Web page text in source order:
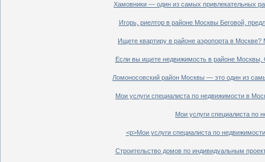
Хамовники — один из самых привлекательных
Игорь, риелтор в районе Москвы Беговой,
Ищете квартиру в районе аэропорта в
Если вы ищете недвижимость в районе Москвы,
Ломоносовский район Москвы — это один из
Мои услуги специалиста по недвижимости в
Мои услуги специалиста по
<p>Мои услуги специалиста по
Строительство домов по индивидуальным